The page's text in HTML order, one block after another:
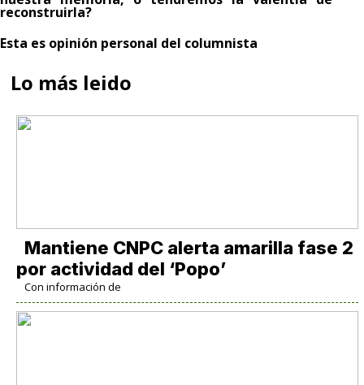
reconstruirla?
Esta es opinión personal del columnista
Lo más leido
Mantiene CNPC alerta amarilla fase 2
por actividad del ‘Popo’
Con información de